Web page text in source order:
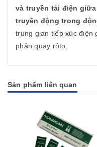
và truyền tải điện
truyền động trong
trung gian tiếp xúc điện
phận quay rôto.
Sản phẩm liên quan